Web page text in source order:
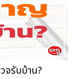
จรับบ้าน?